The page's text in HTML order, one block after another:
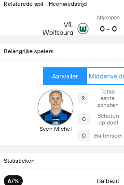
Relaterede spil - Heenwedstrijd
VfL
Wolfsburg
Afgelopen
0 - 0
Belangrijke spelers
Aanvaller
Sven Michel
2
Totaal
aantal
schoten
0
Schoten
op doel
0 Buitenspel
Statistieken
67% Balbezit